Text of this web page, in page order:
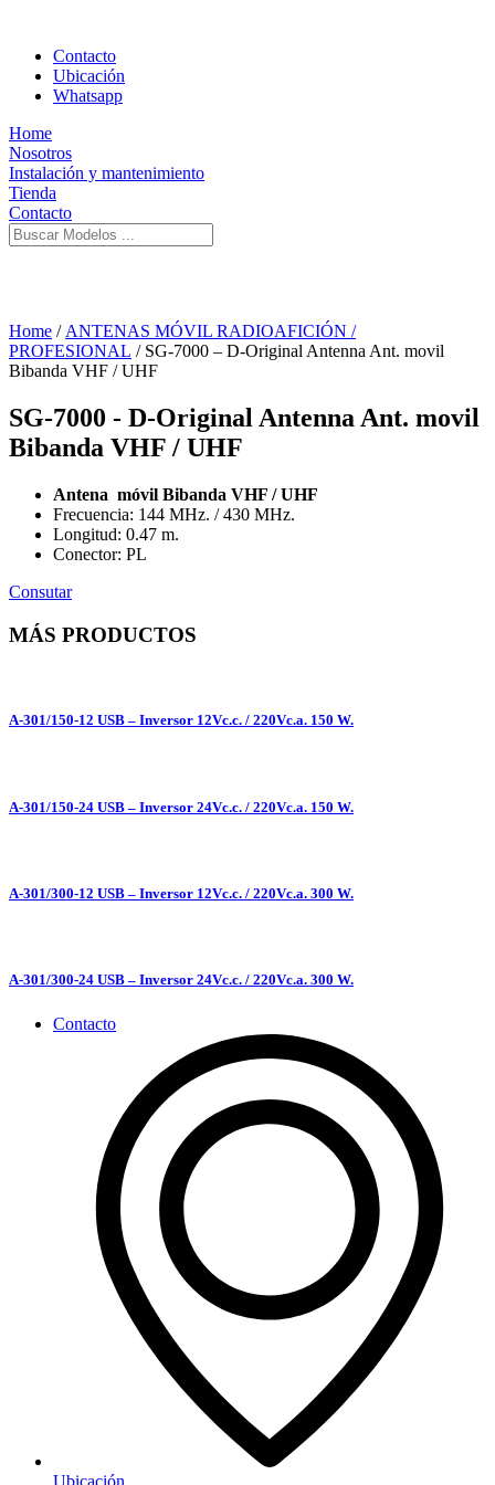
Contacto
Ubicación
Whatsapp
Home
Nosotros
Instalación y mantenimiento
Tienda
Contacto
Home / ANTENAS MÓVIL RADIOAFICIÓN /
PROFESIONAL / SG-7000 – D-Original Antenna Ant. movil
Bibanda VHF / UHF
SG-7000 - D-Original Antenna Ant. movil
Bibanda VHF / UHF
Antena móvil Bibanda VHF / UHF
Frecuencia: 144 MHz. / 430 MHz.
Longitud: 0.47 m.
Conector: PL
Consutar
MÁS PRODUCTOS
A-301/150-12 USB – Inversor 12Vc.c. / 220Vc.a. 150 W.
A-301/150-24 USB – Inversor 24Vc.c. / 220Vc.a. 150 W.
A-301/300-12 USB – Inversor 12Vc.c. / 220Vc.a. 300 W.
A-301/300-24 USB – Inversor 24Vc.c. / 220Vc.a. 300 W.
Contacto
Ubicación